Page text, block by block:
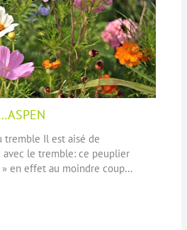
tremble Il est aisé de
avec le tremble: ce peuplier
en effet au moindre coup…